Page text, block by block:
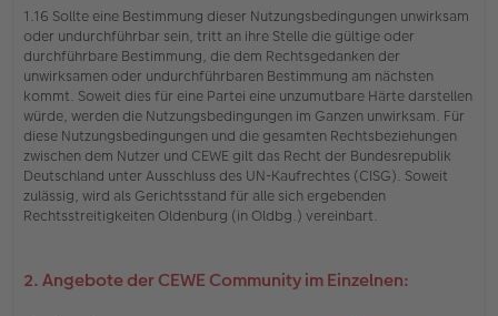
1.16 Sollte eine Bestimmung dieser Nutzungsbedingungen unwirksam
oder undurchführbar sein, tritt an ihre Stelle die gültige oder
durchführbare Bestimmung, die dem Rechtsgedanken der
unwirksamen oder undurchführbaren Bestimmung am nächsten
kommt. Soweit dies für eine Partei eine unzumutbare Härte darstellen
würde, werden die Nutzungsbedingungen im Ganzen unwirksam. Für
diese Nutzungsbedingungen und die gesamten Rechtsbeziehungen
zwischen dem Nutzer und CEWE gilt das Recht der Bundesrepublik
Deutschland unter Ausschluss des UN-Kaufrechtes (CISG). Soweit
zulässig, wird als Gerichtsstand für alle sich ergebenden
Rechtsstreitigkeiten Oldenburg (in Oldbg.) vereinbart.
2. Angebote der CEWE Community im Einzelnen: